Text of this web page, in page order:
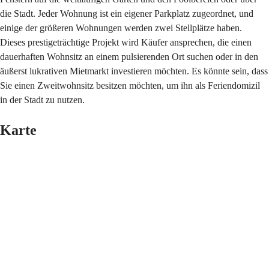
die Stadt. Jeder Wohnung ist ein eigener Parkplatz zugeordnet, und
einige der größeren Wohnungen werden zwei Stellplätze haben.
Dieses prestigeträchtige Projekt wird Käufer ansprechen, die einen
dauerhaften Wohnsitz an einem pulsierenden Ort suchen oder in den
äußerst lukrativen Mietmarkt investieren möchten. Es könnte sein, dass
Sie einen Zweitwohnsitz besitzen möchten, um ihn als Feriendomizil
in der Stadt zu nutzen.
Karte